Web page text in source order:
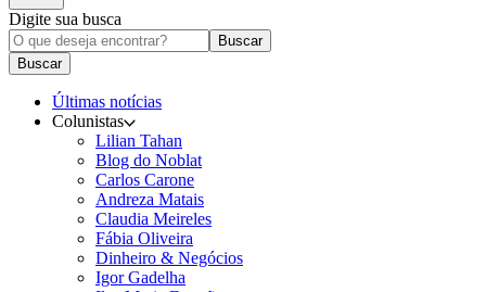
Digite sua busca
Buscar
Buscar
Últimas notícias
Colunistas
Lilian Tahan
Blog do Noblat
Carlos Carone
Andreza Matais
Claudia Meireles
Fábia Oliveira
Dinheiro & Negócios
Igor Gadelha